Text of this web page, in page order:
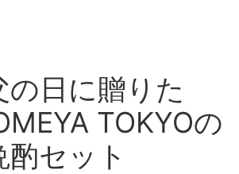
の日に贈りた
TOKYOの
セット